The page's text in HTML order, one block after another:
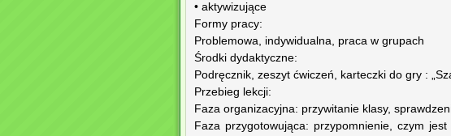
• aktywizujące
Formy pracy:
Problemowa, indywidualna, praca w grupach
Środki dydaktyczne:
Podręcznik, zeszyt ćwiczeń, karteczki do gry :
Przebieg lekcji:
Faza organizacyjna: przywitanie klasy,
Faza przygotowująca: przypomnienie, czym